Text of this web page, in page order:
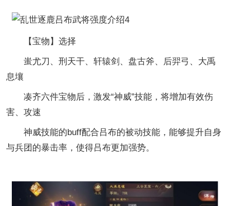
【宝物】选择
蚩尤刀、刑天干、轩辕剑、盘古斧、后羿弓、大禹
息壤
凑齐六件宝物后，激发“神威”技能，将增加有效伤
害、攻速
神威技能的buff配合吕布的被动技能，能够提升自身
与兵团的暴击率，使得吕布更加强势。